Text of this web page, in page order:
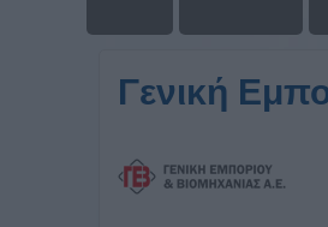
Γενική